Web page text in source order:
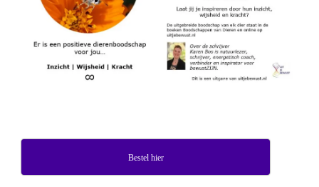
Bestel hier